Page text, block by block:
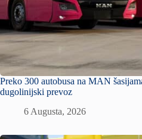
Preko 300 autobusa na MAN
dugolinijski prevoz
6 Augusta, 2026